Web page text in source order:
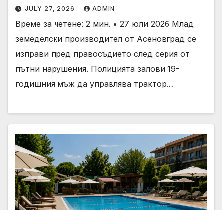
JULY 27, 2026 ADMIN
Време за четене: 2 мин. • 27 юли 2026 Млад
земеделски производител от Асеновград се
изправи пред правосъдието след серия от
пътни нарушения. Полицията залови 19-
годишния мъж да управлява трактор…